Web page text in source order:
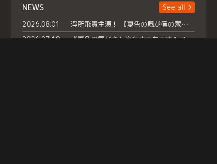
NEWS
See all
2026.08.01
浮所飛貴主演！ 【夏色の風が僕の家にやってきた】 本日よりテラサで独占配信スタート！
2026.07.18
『夏色の雲が恋と嵐をまきおこす』スペシャルメイキング 【Part1】2026年７月18日（土）23時30分～配信スタート！話題のシーンの裏側を大公開！豪華キャスト大集合！ 『武宮家 真夏の家族会議』開催！